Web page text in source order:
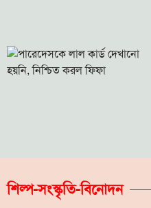
শিল্প-সংস্কৃতি-বিনোদন